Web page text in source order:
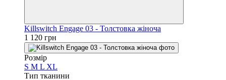
Killswitch Engage 03 - Толстовка жіноча
1 120 грн
Розмір
S M L XL
Тип тканини